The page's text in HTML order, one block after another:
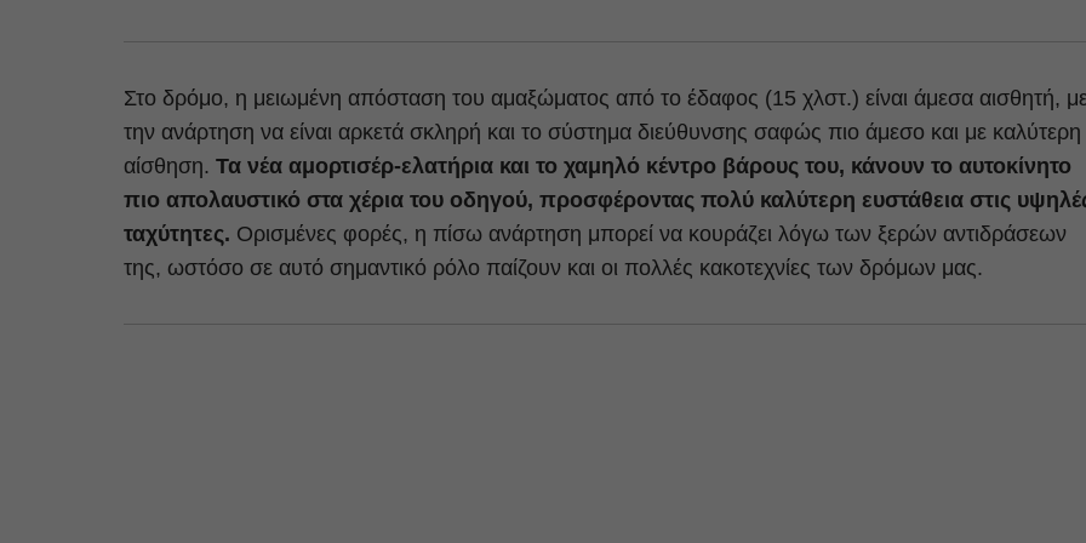
Στο δρόμο, η μειωμένη απόσταση του αμαξώματος από το έδαφος (15 χλστ.) είναι άμεσα αισθητή,
την ανάρτηση να είναι αρκετά σκληρή και το σύστημα διεύθυνσης σαφώς πιο άμεσο και με καλύτερη
αίσθηση. Τα νέα αμορτισέρ-ελατήρια και το χαμηλό κέντρο βάρους του, κάνουν το αυτοκίνητο
πιο απολαυστικό στα χέρια του οδηγού, προσφέροντας πολύ καλύτερη ευστάθεια στις
ταχύτητες. Ορισμένες φορές, η πίσω ανάρτηση μπορεί να κουράζει λόγω των ξερών αντιδράσεων
της, ωστόσο σε αυτό σημαντικό ρόλο παίζουν και οι πολλές κακοτεχνίες των δρόμων μας.